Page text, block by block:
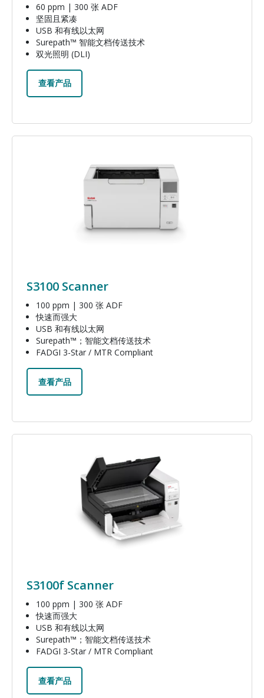
60 ppm | 300 张 ADF
坚固且紧凑
USB 和有线以太网
Surepath™ 智能文档传送技术
双光照明 (DLI)
查看产品
图像
S3100 Scanner
100 ppm | 300 张 ADF
快速而强大
USB 和有线以太网
Surepath™；智能文档传送技术
FADGI 3-Star / MTR Compliant
查看产品
S3100f Scanner
100 ppm | 300 张 ADF
快速而强大
USB 和有线以太网
Surepath™；智能文档传送技术
FADGI 3-Star / MTR Compliant
查看产品